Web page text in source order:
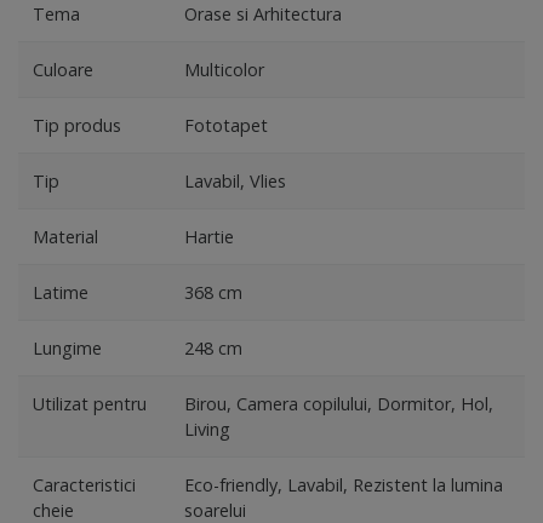
Tema Orase si Arhitectura
Culoare Multicolor
Tip produs Fototapet
Tip Lavabil, Vlies
Material Hartie
Latime 368 cm
Lungime 248 cm
Utilizat pentru
Birou, Camera copilului, Dormitor, Hol,
Living
Caracteristici
cheie
Eco-friendly, Lavabil, Rezistent la lumina
soarelui